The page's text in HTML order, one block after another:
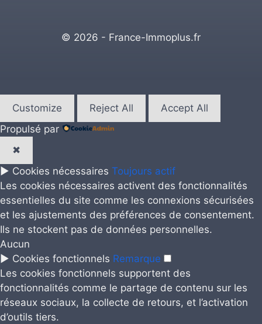
© 2026 - France-Immoplus.fr
Customize Reject All
Accept All
Propulsé par
✖
► Cookies nécessaires Toujours actif
Les cookies nécessaires activent des fonctionnalités
essentielles du site comme les connexions sécurisées
et les ajustements des préférences de consentement.
Ils ne stockent pas de données personnelles.
Aucun
► Cookies fonctionnels Remarque
Les cookies fonctionnels supportent des
fonctionnalités comme le partage de contenu sur les
réseaux sociaux, la collecte de retours, et l’activation
d’outils tiers.